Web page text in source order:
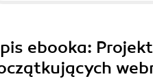
ebooka: